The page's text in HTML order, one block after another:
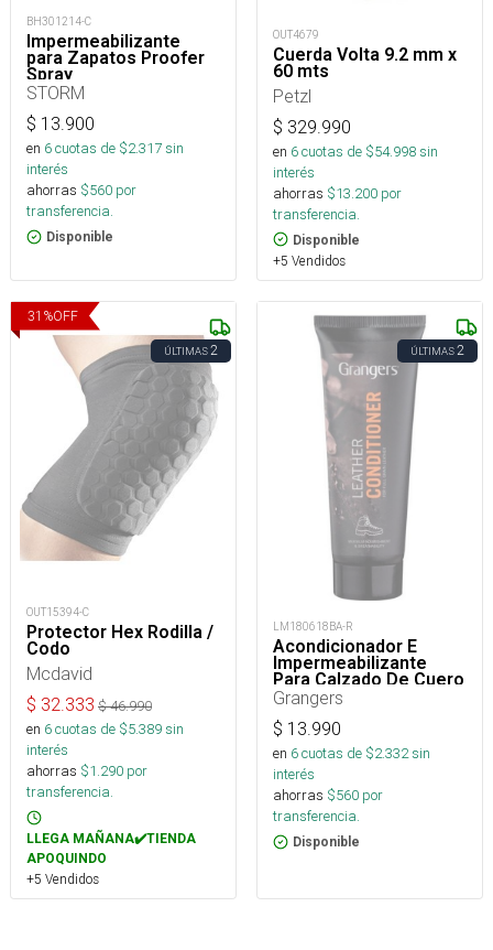
BH301214-C
Impermeabilizante
para Zapatos Proofer
Spray
STORM
$ 13.900
en 6cuotas de $2.317sin
interés
ahorras $560 por
transferencia.
Disponible
OUT4679
Cuerda Volta 9.2 mm x
60 mts
Petzl
$ 329.990
en 6cuotas de $54.998sin
interés
ahorras $13.200 por
transferencia.
Disponible
+5 Vendidos
31 %OFF
ÚLTIMAS2
OUT15394-C
Protector Hex Rodilla /
Codo
Mcdavid
$ 32.333 $46.990
en 6cuotas de $5.389sin
interés
ahorras $1.290 por
transferencia.
LLEGA MAÑANA✔️TIENDA
APOQUINDO
+5 Vendidos
ÚLTIMAS2
LM180618BA-R
Acondicionador E
Impermeabilizante
Para Calzado De Cuero
75 Ml
Grangers
$ 13.990
en 6cuotas de $2.332sin
interés
ahorras $560 por
transferencia.
Disponible